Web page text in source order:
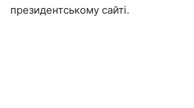
президентському сайті.